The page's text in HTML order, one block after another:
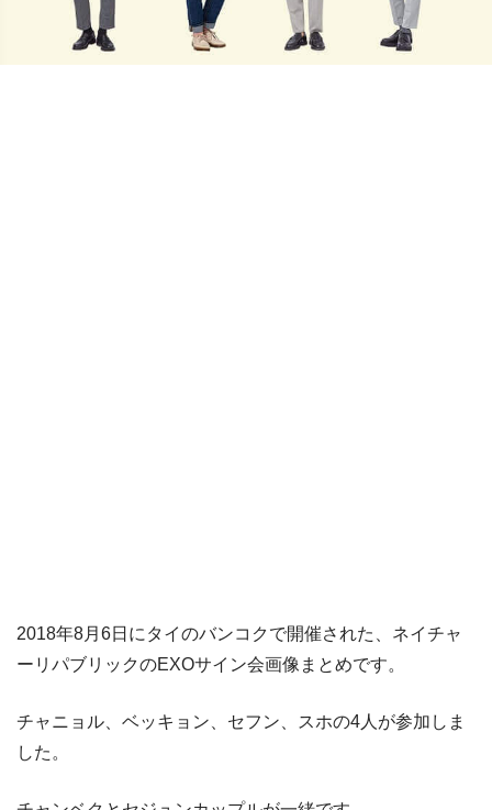
2018年8月6日にタイのバンコクで開催された、ネイチャ
ーリパブリックのEXOサイン会画像まとめです。
チャニョル、ベッキョン、セフン、スホの4人が参加しま
した。